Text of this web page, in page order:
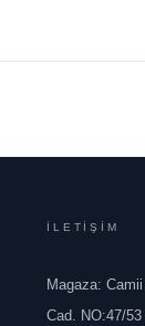
İLETİŞİM
Magaza:
Cad. NO:47/53